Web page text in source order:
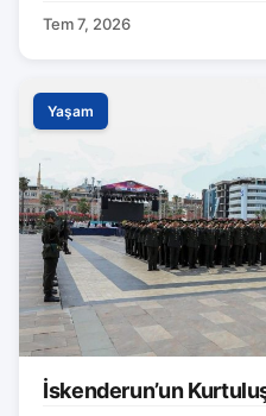
Tem 7, 2026
Yaşam
İskenderun’un